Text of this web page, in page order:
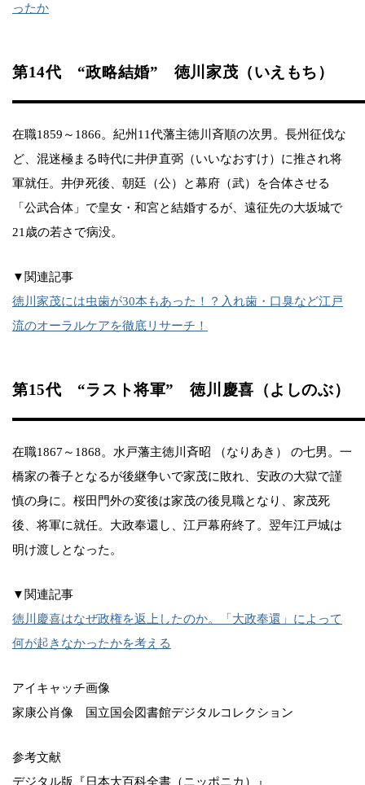
ったか
第14代 “政略結婚” 徳川家茂（いえもち）
在職1859～1866。紀州11代藩主徳川斉順の次男。長州征伐な
ど、混迷極まる時代に井伊直弼（いいなおすけ）に推され将
軍就任。井伊死後、朝廷（公）と幕府（武）を合体させる
「公武合体」で皇女・和宮と結婚するが、遠征先の大坂城で
21歳の若さで病没。
▼関連記事
徳川家茂には虫歯が30本もあった！？入れ歯・口臭など江戸
流のオーラルケアを徹底リサーチ！
第15代 “ラスト将軍” 徳川慶喜（よしのぶ）
在職1867～1868。水戸藩主徳川斉昭 （なりあき） の七男。一
橋家の養子となるが後継争いで家茂に敗れ、安政の大獄で謹
慎の身に。桜田門外の変後は家茂の後見職となり、家茂死
後、将軍に就任。大政奉還し、江戸幕府終了。翌年江戸城は
明け渡しとなった。
▼関連記事
徳川慶喜はなぜ政権を返上したのか。「大政奉還」によって
何が起きなかったかを考える
アイキャッチ画像
家康公肖像 国立国会図書館デジタルコレクション
参考文献
デジタル版『日本大百科全書（ニッポニカ）』